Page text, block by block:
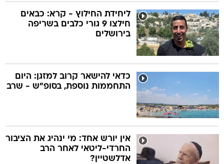
ליחידת החילוץ - קרא: כבאים
חילצו 9 גורי כלבים בשריפה
בירושלים
כדאי להישאר קרוב למזגן: היום
התחממות נוספת, בסופ"ש - שרב
אין יורש אחד: מי ינהיג את הציבור
החרדי-ליטאי לאחר הרב
אדלשטיין?